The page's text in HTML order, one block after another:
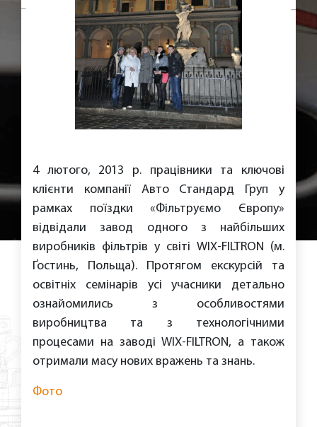
4 лютого, 2013 р. працівники та ключові
клієнти компанії Авто Стандард Груп у
рамках поїздки «Фільтруємо Європу»
відвідали завод одного з найбільших
виробників фільтрів у світі WIX-FILTRON (м.
Ґостинь, Польща). Протягом екскурсій та
освітніх семінарів усі учасники детально
ознайомились з особливостями
виробництва та з технологічними
процесами на заводі WIX-FILTRON, а також
отримали масу нових вражень та знань.
Фото